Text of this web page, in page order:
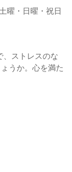
曜・日曜・祝日
、ストレスのな
うか。心を満た